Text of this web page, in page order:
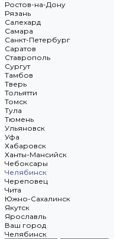
Ростов-на-Дону
Рязань
Салехард
Самара
Санкт-Петербург
Саратов
Ставрополь
Сургут
Тамбов
Тверь
Тольятти
Томск
Тула
Тюмень
Ульяновск
Уфа
Хабаровск
Ханты-Мансийск
Чебоксары
Челябинск
Череповец
Чита
Южно-Сахалинск
Якутск
Ярославль
Ваш город
Челябинск